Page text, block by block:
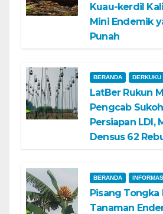
Kuau-kerdil
Mini Endemik
Punah
BERANDA DERKUKU
LatBer Rukun
Pengcab
Persiapan LDI,
Densus 62
BERANDA
Pisang Tongka
Tanaman